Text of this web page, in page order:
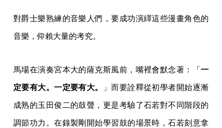
對爵士樂熟練的音樂人們，要成功演繹這些漫畫角色的
音樂，仰賴大量的考究。
馬場在演奏宮本大的薩克斯風前，嘴裡會默念著：「 一
定要有大。一定要有大。 」而要詮釋從初學者開始逐漸
成熟的玉田俊二的鼓聲，更是考驗了石若對不同階段的
調節功力。在錄製剛開始學習鼓的場景時，石若刻意拿